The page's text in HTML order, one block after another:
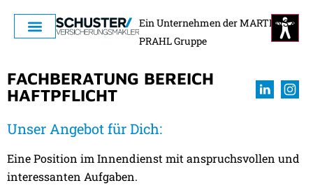
Ein Unternehmen der MARTENS &
PRAHL Gruppe
FACHBERATUNG BEREICH
HAFTPFLICHT
Unser Angebot für Dich:
Eine Position im Innendienst mit anspruchsvollen und
interessanten Aufgaben.